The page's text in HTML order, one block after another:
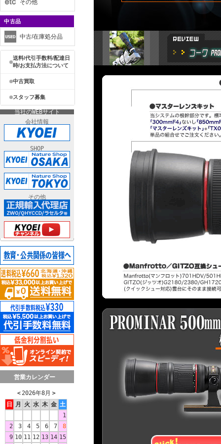
その他
中古品
中古/在庫処分品
送料/代引手数料/配達日
時/お支払方法について
中古買取
スタッフ募集
当社のWEBサイト
会社情報
SHOP
その他
営業カレンダー
＜ 2026年8月 ＞
日
月 火 水 木 金 土
1
2
3 4 5 6 7
8
9 10 11 12 13 14 15